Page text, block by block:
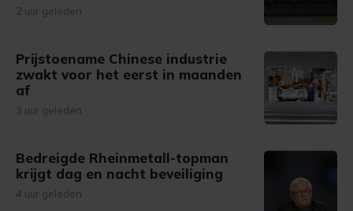
2 uur geleden
Prijstoename Chinese industrie
zwakt voor het eerst in maanden
af
3 uur geleden
Bedreigde Rheinmetall-topman
krijgt dag en nacht beveiliging
4 uur geleden